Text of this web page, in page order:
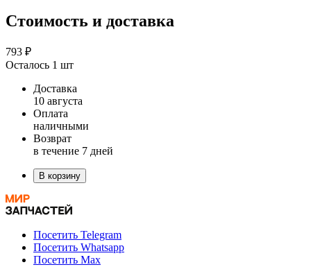
Стоимость и доставка
793 ₽
Осталось 1 шт
Доставка
10 августа
Оплата
наличными
Возврат
в течение 7 дней
В корзину
Посетить Telegram
Посетить Whatsapp
Посетить Max